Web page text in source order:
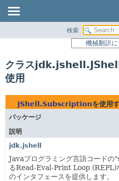
パッケージ
クラス
使用
ツリー
新規
非推奨
索引
検索
機械翻訳
クラス
使用
JShell.Subscriptionを使用
パッケージ
説明
jdk.jshell
Javaプログラミング言語コード
るRead-Eval-Print Loop (REPL)
のインタフェースを提供します。